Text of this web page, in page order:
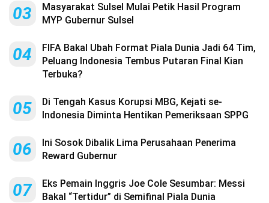
03
Masyarakat Sulsel Mulai Petik Hasil Program
MYP Gubernur Sulsel
04
FIFA Bakal Ubah Format Piala Dunia Jadi 64 Tim,
Peluang Indonesia Tembus Putaran Final Kian
Terbuka?
05
Di Tengah Kasus Korupsi MBG, Kejati se-
Indonesia Diminta Hentikan Pemeriksaan SPPG
06
Ini Sosok Dibalik Lima Perusahaan Penerima
Reward Gubernur
07
Eks Pemain Inggris Joe Cole Sesumbar: Messi
Bakal “Tertidur” di Semifinal Piala Dunia